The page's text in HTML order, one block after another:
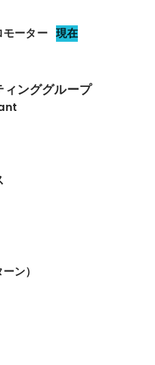
モーター 現在
ンググループ
ン）